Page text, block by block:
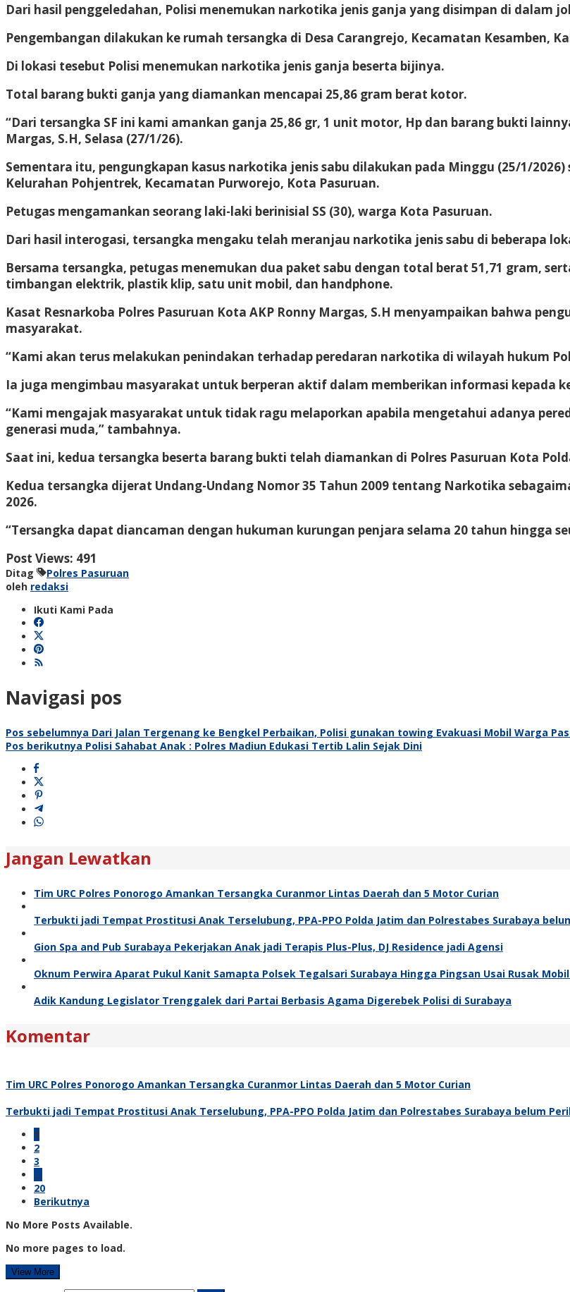
Dari hasil penggeledahan, Polisi menemukan narkotika jenis ganja yang disimpan di dalam
Pengembangan dilakukan ke rumah tersangka di Desa Carangrejo, Kecamatan Kesamben,
Di lokasi tesebut Polisi menemukan narkotika jenis ganja beserta bijinya.
Total barang bukti ganja yang diamankan mencapai 25,86 gram berat kotor.
“Dari tersangka SF ini kami amankan ganja 25,86 gr, 1 unit motor, Hp dan barang bukti
Margas, S.H, Selasa (27/1/26).
Sementara itu, pengungkapan kasus narkotika jenis sabu dilakukan pada Minggu (25/1/2026)
Kelurahan Pohjentrek, Kecamatan Purworejo, Kota Pasuruan.
Petugas mengamankan seorang laki-laki berinisial SS (30), warga Kota Pasuruan.
Dari hasil interogasi, tersangka mengaku telah meranjau narkotika jenis sabu di beberapa
Bersama tersangka, petugas menemukan dua paket sabu dengan total berat 51,71 gram,
timbangan elektrik, plastik klip, satu unit mobil, dan handphone.
Kasat Resnarkoba Polres Pasuruan Kota AKP Ronny Margas, S.H menyampaikan bahwa
masyarakat.
“Kami akan terus melakukan penindakan terhadap peredaran narkotika di wilayah hukum
Ia juga mengimbau masyarakat untuk berperan aktif dalam memberikan informasi kepada
“Kami mengajak masyarakat untuk tidak ragu melaporkan apabila mengetahui adanya
generasi muda,” tambahnya.
Saat ini, kedua tersangka beserta barang bukti telah diamankan di Polres Pasuruan Kota
Kedua tersangka dijerat Undang-Undang Nomor 35 Tahun 2009 tentang Narkotika
2026.
“Tersangka dapat diancaman dengan hukuman kurungan penjara selama 20 tahun hingga
Post Views: 491
Ditag
Polres Pasuruan
oleh redaksi
Ikuti Kami Pada
Navigasi pos
Pos sebelumnya Dari Jalan Tergenang ke Bengkel Perbaikan, Polisi gunakan towing Evakuasi Mobil Warga
Pos berikutnya Polisi Sahabat Anak : Polres Madiun Edukasi Tertib Lalin Sejak Dini
Jangan Lewatkan
Tim URC Polres Ponorogo Amankan Tersangka Curanmor Lintas Daerah dan 5 Motor Curian
Terbukti jadi Tempat Prostitusi Anak Terselubung, PPA-PPO Polda Jatim dan Polrestabes Surabaya
Gion Spa and Pub Surabaya Pekerjakan Anak jadi Terapis Plus-Plus, DJ Residence jadi Agensi
Oknum Perwira Aparat Pukul Kanit Samapta Polsek Tegalsari Surabaya Hingga Pingsan Usai Rusak
Adik Kandung Legislator Trenggalek dari Partai Berbasis Agama Digerebek Polisi di Surabaya
Komentar
Tim URC Polres Ponorogo Amankan Tersangka Curanmor Lintas Daerah dan 5 Motor Curian
Terbukti jadi Tempat Prostitusi Anak Terselubung, PPA-PPO Polda Jatim dan Polrestabes Surabaya belum
1
2
3
…
20
Berikutnya
No More Posts Available.
No more pages to load.
View More